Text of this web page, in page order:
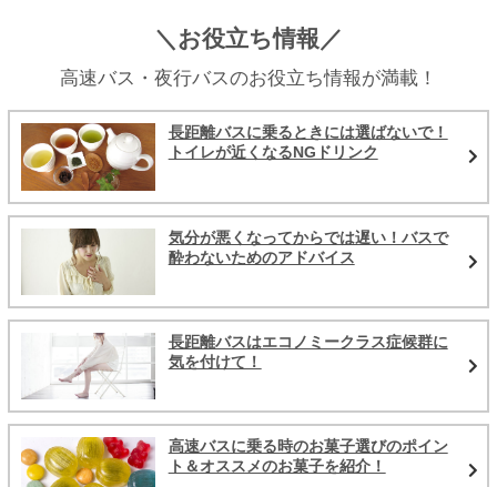
＼お役立ち情報／
高速バス・夜行バスのお役立ち情報が満載！
長距離バスに乗るときには選ばないで！
トイレが近くなるNGドリンク
気分が悪くなってからでは遅い！バスで
酔わないためのアドバイス
長距離バスはエコノミークラス症候群に
気を付けて！
高速バスに乗る時のお菓子選びのポイン
ト＆オススメのお菓子を紹介！